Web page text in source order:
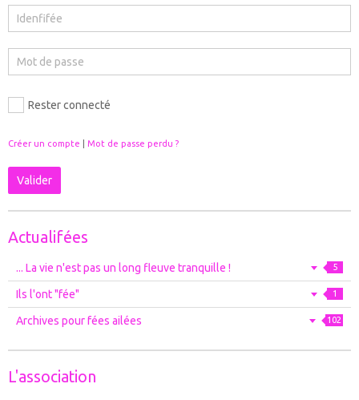
Rester connecté
Créer un compte Mot de passe perdu ?
Valider
Actualifées
... La vie n'est pas un long fleuve tranquille ! 5
Ils l'ont "fée" 1
Archives pour fées ailées 102
L'association